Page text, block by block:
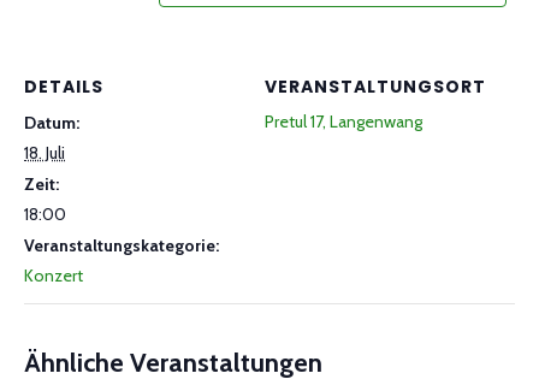
DETAILS
Datum:
18. Juli
Zeit:
18:00
Veranstaltungskategorie:
Konzert
VERANSTALTUNGSORT
Pretul 17, Langenwang
Ähnliche Veranstaltungen